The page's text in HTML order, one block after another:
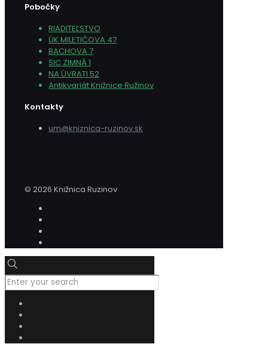
Pobočky
RIADITEĽSTVO
ÚK MILETIČOVA 47
BACHOVA 7
SIC ZIMNÁ 1
NA ÚVRATI 52
Antikvariát Knižnice Ružinov
Kontakty
um@kniznica-ruzinov.sk
© 2026 Knižnica Ruzinov